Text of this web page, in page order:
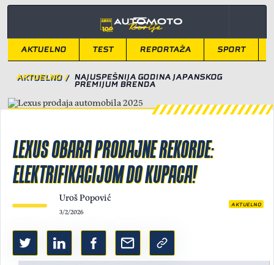
AKTUELNO TEST REPORTAŽA SPORT
AKTUELNO / NAJUSPEŠNIJA GODINA JAPANSKOG
PREMIJUM BRENDA
LEXUS OBARA PRODAJNE REKORDE:
ELEKTRIFIKACIJOM DO KUPACA!
Uroš Popović
3/2/2026
AKTUELNO